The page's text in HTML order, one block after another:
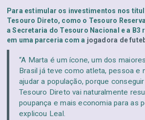
Para estimular os investimentos nos
Tesouro Direto, como o Tesouro
a Secretaria do Tesouro Nacional e a B3
em uma parceria com a jogadora de
“A Marta é um ícone, um dos
Brasil já teve como atleta, pessoa e
ajudar a população, porque
Tesouro Direto vai naturalmente
poupança e mais economia para as
explicou Leal.